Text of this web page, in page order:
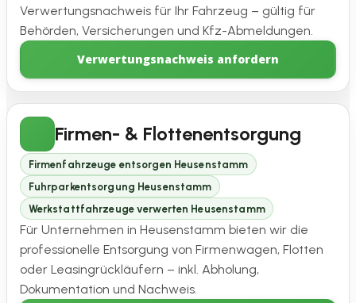
Verwertungsnachweis für Ihr Fahrzeug – gültig für
Behörden, Versicherungen und Kfz-Abmeldungen.
Verwertungsnachweis anfordern
Firmen- & Flottenentsorgung
Firmenfahrzeuge entsorgen Heusenstamm
Fuhrparkentsorgung Heusenstamm
Werkstattfahrzeuge verwerten Heusenstamm
Für Unternehmen in Heusenstamm bieten wir die
professionelle Entsorgung von Firmenwagen, Flotten
oder Leasingrückläufern – inkl. Abholung,
Dokumentation und Nachweis.